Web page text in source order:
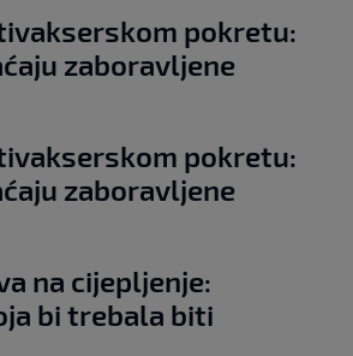
pokretu:
zaboravljene
pokretu:
zaboravljene
na cijepljenje:
bi trebala biti